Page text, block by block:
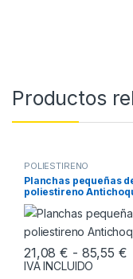
Productos
POLIESTIRENO
Planchas pequeñas
poliestireno
21,08€ - 85,55 €
IVA INCLUIDO
Este producto tiene